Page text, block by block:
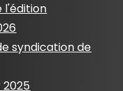
l'édition
syndication de